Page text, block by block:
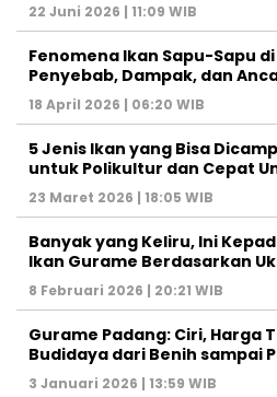
22 Juni 2026 | 11:09 WIB
Fenomena Ikan Sapu-Sapu
Penyebab, Dampak, dan
18 April 2026 | 06:20 WIB
5 Jenis Ikan yang Bisa
untuk Polikultur dan Cepat
23 Maret 2026 | 18:05 WIB
Banyak yang Keliru, Ini
Ikan Gurame Berdasarkan
8 Februari 2026 | 20:21 WIB
Gurame Padang: Ciri, Harga
Budidaya dari Benih sampai
3 Januari 2026 | 13:59 WIB